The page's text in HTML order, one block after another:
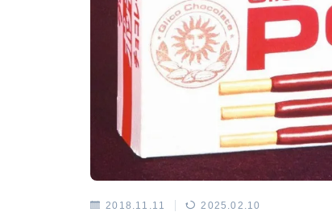
2018.11.11 2025.02.10